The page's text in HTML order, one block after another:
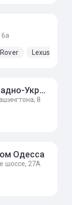
Lexus
Mercedes-Benz Западно-Украинский Автомобильный Дом
8
Одесса
шоссе, 27А